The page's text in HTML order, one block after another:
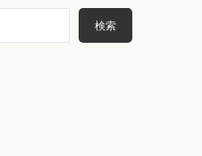
検索